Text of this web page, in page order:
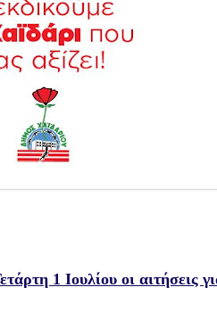
1 Ιουλίου οι